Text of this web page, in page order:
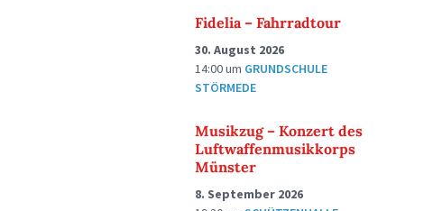
Fidelia – Fahrradtour
30. August 2026
14:00um GRUNDSCHULE
STÖRMEDE
Musikzug – Konzert des
Luftwaffenmusikkorps
Münster
8. September 2026